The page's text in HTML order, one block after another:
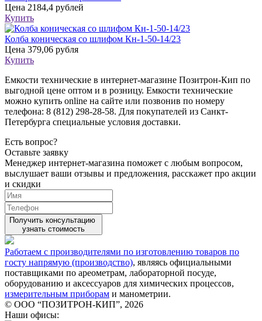
Цена 2184,4 рублей
Купить
Колба коническая со шлифом Кн-1-50-14/23
Цена 379,06 рубля
Купить
Емкости технические в интернет-магазине Позитрон-Кип по
выгодной цене оптом и в розницу. Емкости технические
можно купить online на сайте или позвонив по номеру
телефона: 8 (812) 298-28-58. Для покупателей из Санкт-
Петербурга специальные условия доставки.
Есть вопрос?
Оставьте заявку
Менеджер интернет-магазина поможет с любым вопросом,
выслушает ваши отзывы и предложения, расскажет про акции
и скидки
Получить консультацию
узнать стоимость
Работаем с производителями по изготовлению товаров по
госту напрямую (производство), являясь официальными
поставщиками по ареометрам, лабораторной посуде,
оборудованию и аксессуаров для химических процессов,
измерительным приборам и манометрии.
© ООО “ПОЗИТРОН-КИП”, 2026
Наши офисы: